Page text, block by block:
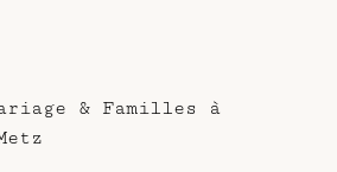
& Familles à